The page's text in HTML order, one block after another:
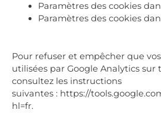
Paramètres des cookies
Paramètres des cookies
Pour refuser et empêcher que
utilisées par Google Analytics sur
consultez les instructions
suivantes : https://
hl=fr.